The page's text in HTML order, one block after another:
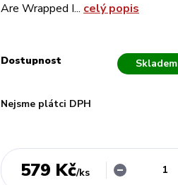
Are Wrapped I... celý popis
Dostupnost Skladem
Nejsme plátci DPH
579 Kč/ks